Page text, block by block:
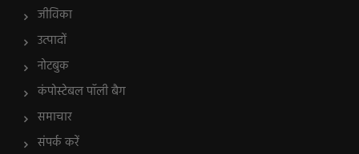
जीविका
उत्पादों
नोटबुक
कंपोस्टेबल पॉली बैग
समाचार
संपर्क करें